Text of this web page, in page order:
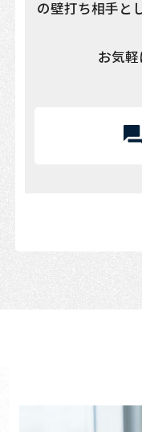
の壁打ち相手と
お気軽